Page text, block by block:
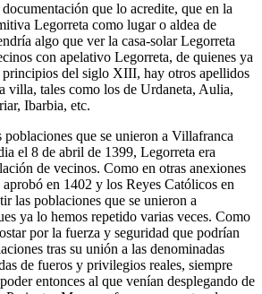
que lo acredite, que en la
Legorreta como lugar o aldea de
algo que ver la casa-solar Legorreta
con apelativo Legorreta, de quienes ya
principios del siglo XIII, hay otros apellidos
villa, tales como los de Urdaneta, Aulia,
Ibarbia, etc.
que se unieron a Villafranca
el 8 de abril de 1399, Legorreta era
de vecinos. Como en otras anexiones
en 1402 y los Reyes Católicos en
las poblaciones que se unieron a
ya lo hemos repetido varias veces. Como
por la fuerza y seguridad que podrían
tras su unión a las denominadas
de fueros y privilegios reales, siempre
entonces al que venían desplegando de